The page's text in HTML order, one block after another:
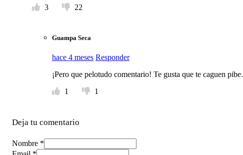
3
22
Guampa Seca
hace 4 meses Responder
¡Pero que pelotudo comentario! Te gusta que te caguen pibe.
1
1
Deja tu comentario
Nombre *